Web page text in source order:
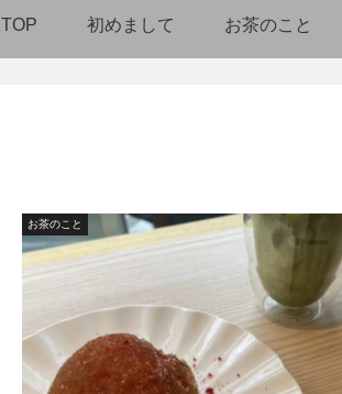
TOP 初めまして お茶のこと
お茶のこと